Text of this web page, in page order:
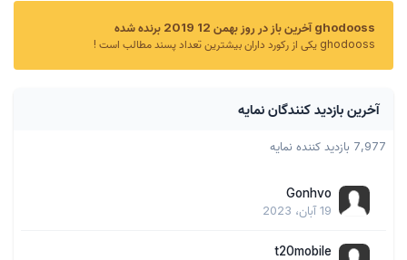
ghodooss آخرین باز در روز بهمن 12 2019 برنده شده
ghodooss یکی از رکورد داران بیشترین تعداد پسند مطالب است !
آخرین بازدید کنندگان نمایه
7,977 بازدید کننده نمایه
Gonhvo
19 آبان، 2023
t20mobile